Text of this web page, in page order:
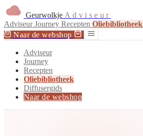
Geurwolkje Adviseur
AdviseurJourney Recepten Oliebibliotheek
Naar de webshop
Adviseur
Journey
Recepten
Oliebibliotheek
Diffusergids
Naar de webshop